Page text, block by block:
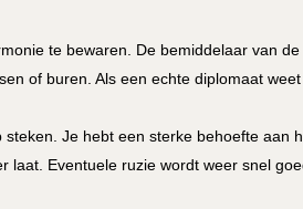
te bewaren. De bemiddelaar van
of buren. Als een echte diplomaat
Je hebt een sterke behoefte aan
laat. Eventuele ruzie wordt weer snel